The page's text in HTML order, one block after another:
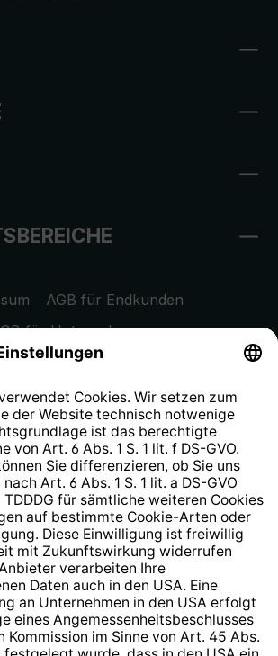
AGB für Endkunden
für Unternehmen
Widerrufsrecht
Barrierefreiheit